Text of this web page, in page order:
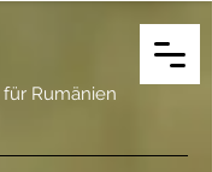
für Rumänien